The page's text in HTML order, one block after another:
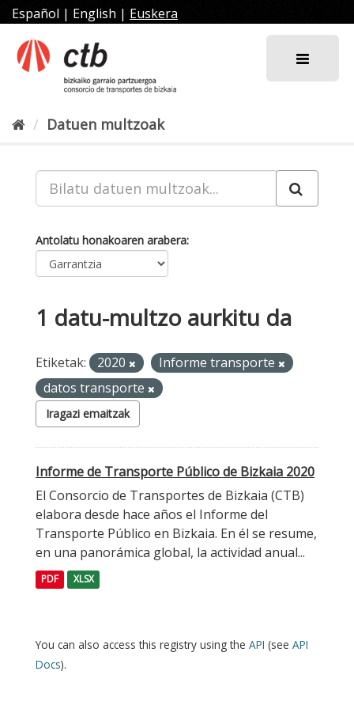
Joan
edukira
Español | English | Euskera
Datuen multzoak
Antolatu honakoaren arabera
1 datu-multzo aurkitu da
Etiketak: 2020
Informe transporte
datos transporte
Iragazi emaitzak
Informe de Transporte Público de Bizkaia 2020
El Consorcio de Transportes de Bizkaia (CTB)
elabora desde hace años el Informe del
Transporte Público en Bizkaia. En él se resume,
en una panorámica global, la actividad anual...
PDF XLSX
You can also access this registry using the API (see API
Docs).